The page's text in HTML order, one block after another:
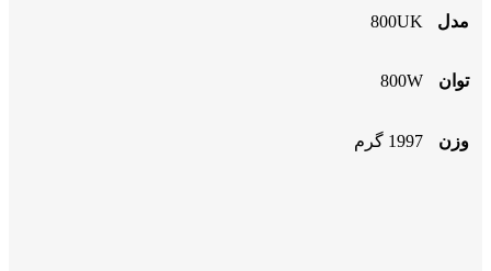
مدل 800UK
توان 800W
وزن 1997 گرم